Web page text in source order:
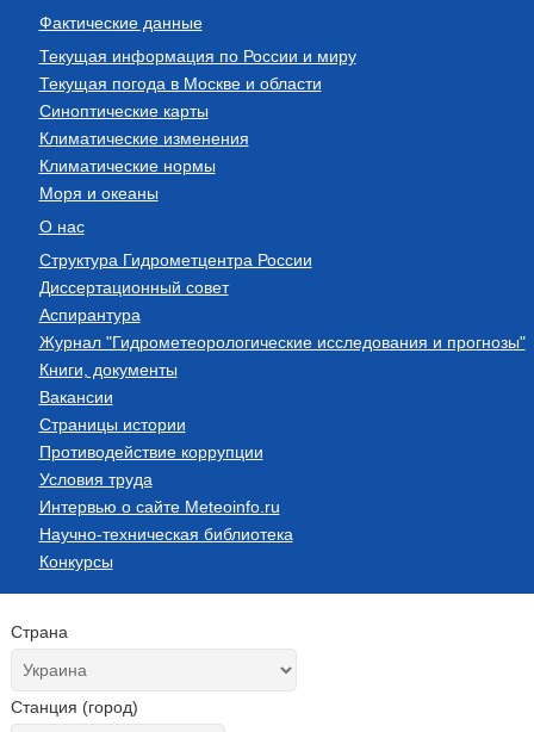
Фактические данные
Текущая информация по России и миру
Текущая погода в Москве и области
Синоптические карты
Климатические изменения
Климатические нормы
Моря и океаны
О нас
Структура Гидрометцентра России
Диссертационный совет
Аспирантура
Журнал "Гидрометеорологические исследования и прогнозы"
Книги, документы
Вакансии
Страницы истории
Противодействие коррупции
Условия труда
Интервью о сайте Meteoinfo.ru
Научно-техническая библиотека
Конкурсы
Страна
Станция (город)